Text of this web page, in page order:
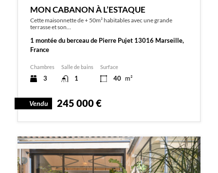
MON CABANON À L’ESTAQUE
Cette maisonnette de + 50m² habitables avec une grande
terrasse et son…
1 montée du berceau de Pierre Pujet 13016 Marseille,
France
Chambres
3
Salle de bains
1
Surface
40 m²
Vendu 245 000 €